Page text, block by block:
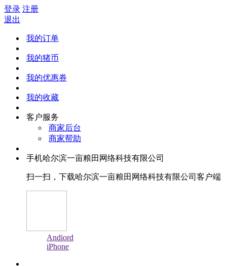
登录 注册
退出
我的订单
我的猪币
我的优惠券
我的收藏
客户服务
商家后台
商家帮助
手机哈尔滨一亩粮田网络科技有限公司
扫一扫，下载哈尔滨一亩粮田网络科技有限公司客户端
Andiord
iPhone